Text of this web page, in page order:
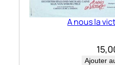
A nous la
Ajouter